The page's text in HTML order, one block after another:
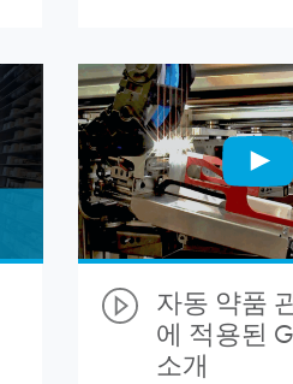
자동 약품
에 적용된
소개